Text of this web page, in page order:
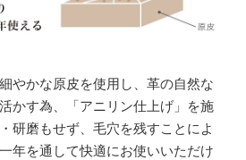
やかな原皮を使用し、革の自然な
かす為、「アニリン仕上げ」を施
研磨もせず、毛穴を残すことによ
年を通して快適にお使いいただけ